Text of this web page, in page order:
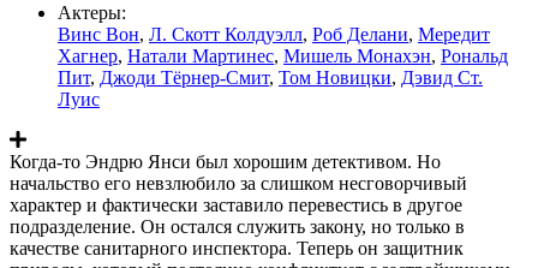
Актеры:
Винс Вон, Л. Скотт Колдуэлл, Роб Делани, Мередит
Хагнер, Натали Мартинес, Мишель Монахэн, Рональд
Пит, Джоди Тёрнер-Смит, Том Новицки, Дэвид Ст.
Луис
Когда-то Эндрю Янси был хорошим детективом. Но
начальство его невзлюбило за слишком несговорчивый
характер и фактически заставило перевестись в другое
подразделение. Он остался служить закону, но только в
качестве санитарного инспектора. Теперь он защитник